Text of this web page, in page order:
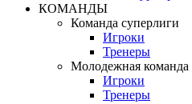
КОМАНДЫ
Команда суперлиги
Игроки
Тренеры
Молодежная команда
Игроки
Тренеры